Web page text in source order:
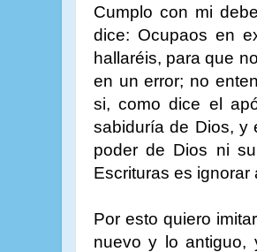
Cumplo con mi
dice: Ocupaos en
hallaréis, para que
en un error; no
si, como dice el
sabiduría de Dios, y
poder de Dios ni
Escrituras es ignorar
Por esto quiero
nuevo y lo